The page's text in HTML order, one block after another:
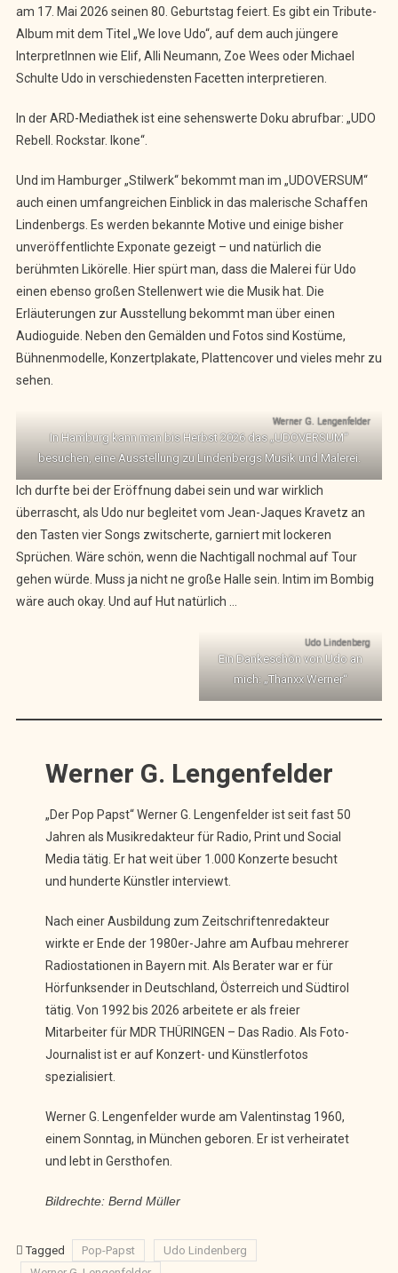
am 17. Mai 2026 seinen 80. Geburtstag feiert. Es gibt ein Tribute-
Album mit dem Titel „We love Udo“, auf dem auch jüngere
InterpretInnen wie Elif, Alli Neumann, Zoe Wees oder Michael
Schulte Udo in verschiedensten Facetten interpretieren.
In der ARD-Mediathek ist eine sehenswerte Doku abrufbar: „UDO
Rebell. Rockstar. Ikone“.
Und im Hamburger „Stilwerk“ bekommt man im „UDOVERSUM“
auch einen umfangreichen Einblick in das malerische Schaffen
Lindenbergs. Es werden bekannte Motive und einige bisher
unveröffentlichte Exponate gezeigt – und natürlich die
berühmten Likörelle. Hier spürt man, dass die Malerei für Udo
einen ebenso großen Stellenwert wie die Musik hat. Die
Erläuterungen zur Ausstellung bekommt man über einen
Audioguide. Neben den Gemälden und Fotos sind Kostüme,
Bühnenmodelle, Konzertplakate, Plattencover und vieles mehr zu
sehen.
Werner G. Lengenfelder
In Hamburg kann man bis Herbst 2026 das „UDOVERSUM“
besuchen, eine Ausstellung zu Lindenbergs Musik und Malerei.
Ich durfte bei der Eröffnung dabei sein und war wirklich
überrascht, als Udo nur begleitet vom Jean-Jaques Kravetz an
den Tasten vier Songs zwitscherte, garniert mit lockeren
Sprüchen. Wäre schön, wenn die Nachtigall nochmal auf Tour
gehen würde. Muss ja nicht ne große Halle sein. Intim im Bombig
wäre auch okay. Und auf Hut natürlich …
Udo Lindenberg
Ein Dankeschön von Udo an
mich: „Thanxx Werner“
Werner G. Lengenfelder
„Der Pop Papst“ Werner G. Lengenfelder ist seit fast 50
Jahren als Musikredakteur für Radio, Print und Social
Media tätig. Er hat weit über 1.000 Konzerte besucht
und hunderte Künstler interviewt.
Nach einer Ausbildung zum Zeitschriftenredakteur
wirkte er Ende der 1980er-Jahre am Aufbau mehrerer
Radiostationen in Bayern mit. Als Berater war er für
Hörfunksender in Deutschland, Österreich und Südtirol
tätig. Von 1992 bis 2026 arbeitete er als freier
Mitarbeiter für MDR THÜRINGEN – Das Radio. Als Foto-
Journalist ist er auf Konzert- und Künstlerfotos
spezialisiert.
Werner G. Lengenfelder wurde am Valentinstag 1960,
einem Sonntag, in München geboren. Er ist verheiratet
und lebt in Gersthofen.
Bildrechte: Bernd Müller
Tagged Pop-Papst
Udo Lindenberg